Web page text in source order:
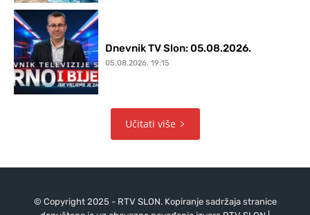
Dnevnik TV Slon: 05.08.2026.
05.08.2026. 19:15
Učitati više
© Copyright 2025 - RTV SLON. Kopiranje sadržaja stranice